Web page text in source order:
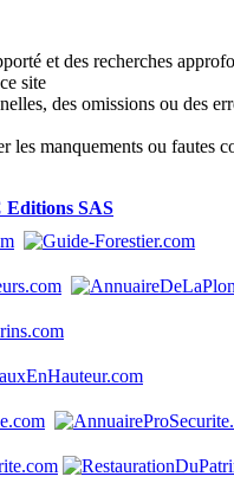
et des recherches
site
des omissions ou des
les manquements ou fautes
Editions SAS